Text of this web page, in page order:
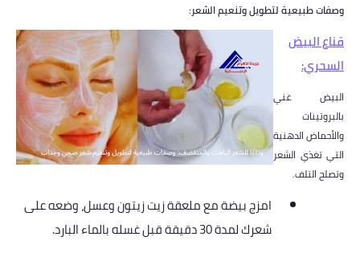
وصفات طبيعية لتطويل وتنعيم الشعر:
قناع البيض
السحري:
البيض غني
بالبروتينات
والأحماض الدهنية
التي تغذي الشعر
وتصلح التلف.
امزج بيضة مع ملعقة زيت زيتون وعسل، وضعه على
شعرك لمدة 30 دقيقة قبل غسله بالماء البارد.